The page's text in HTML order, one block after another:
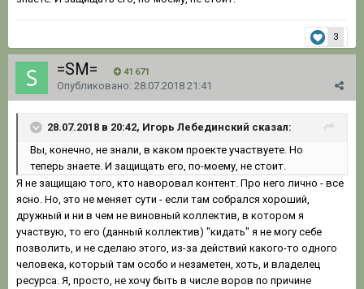
3
=SM= 41 671
Опубликовано: 28.07.2018 21:41
28.07.2018 в 20:42, Игорь Лебединский сказал:
Вы, конечно, не знали, в каком проекте участвуете. Но
теперь знаете. И защищать его, по-моему, не стоит.
Я не защищаю того, кто наворовал контент. Про него лично - все
ясно. Но, это не меняет сути - если там собрался хороший,
дружный и ни в чем не виновный коллектив, в котором я
участвую, то его (данный коллектив) "кидать" я не могу себе
позволить, и не сделаю этого, из-за действий какого-то одного
человека, который там особо и незаметен, хоть, и владелец
ресурса. Я, просто, не хочу быть в числе воров по причине